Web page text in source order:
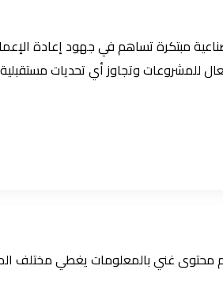
للمشروعات وتجاوز أي تحديات
محتوى غني بالمعلومات يغطي مختلف